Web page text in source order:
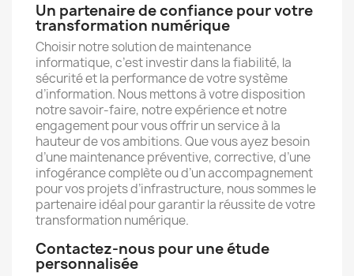
Un partenaire de confiance pour votre
transformation numérique
Choisir notre solution de maintenance
informatique, c’est investir dans la fiabilité, la
sécurité et la performance de votre système
d’information. Nous mettons à votre disposition
notre savoir-faire, notre expérience et notre
engagement pour vous offrir un service à la
hauteur de vos ambitions. Que vous ayez besoin
d’une maintenance préventive, corrective, d’une
infogérance complète ou d’un accompagnement
pour vos projets d’infrastructure, nous sommes le
partenaire idéal pour garantir la réussite de votre
transformation numérique.
Contactez-nous pour une étude
personnalisée